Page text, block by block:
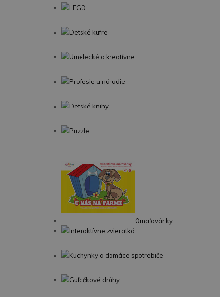
LEGO
Detské kufre
Umelecké a kreatívne
Profesie a náradie
Detské knihy
Puzzle
Omaľovánky
Interaktívne zvieratká
Kuchynky a domáce spotrebiče
Guľočkové dráhy